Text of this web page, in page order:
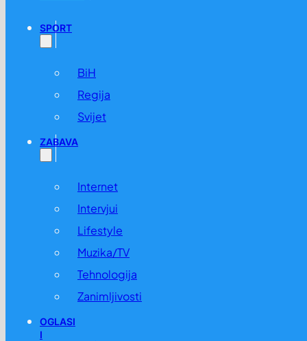
SPORT
BiH
Regija
Svijet
ZABAVA
Internet
Intervjui
Lifestyle
Muzika/TV
Tehnologija
Zanimljivosti
OGLASI
I